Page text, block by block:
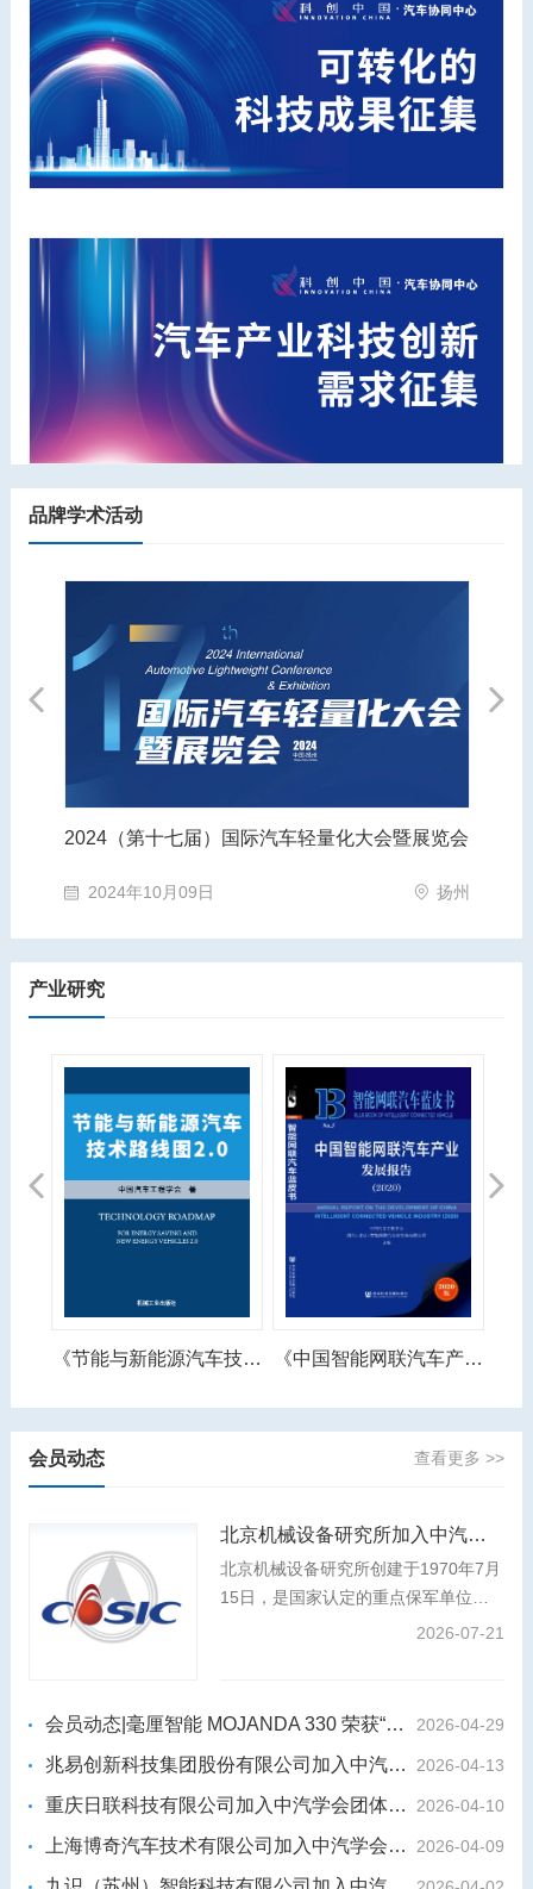
品牌学术活动
Previous
2024（第十七届）国际汽车轻量化大会暨展览会
2024年10月09日 扬州
Next
产业研究
Previous
《节能与新能源汽车技术路线图》 《中国智能网联汽车产业发展报告》
Next
会员动态 查看更多 >>
北京机械设备研究所加入中汽学会团体会员
北京机械设备研究所创建于1970年7月
15日，是国家认定的重点保军单位、
装发专业组副组长单位，是我国航天事
2026-07-21
会员动态|毫厘智能 MOJANDA 330 荣获“2026年度影响力汽车芯片” 2026-04-29
兆易创新科技集团股份有限公司加入中汽学会团体会员 2026-04-13
重庆日联科技有限公司加入中汽学会团体会员 2026-04-10
上海博奇汽车技术有限公司加入中汽学会团体会员 2026-04-09